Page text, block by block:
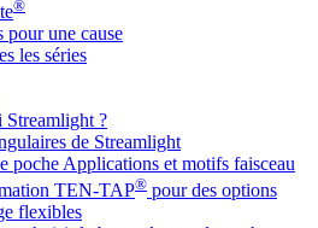
®
pour une cause
les séries
Streamlight ?
de Streamlight
poche Applications et motifs faisceau
TEN-TAP® pour des options
flexibles